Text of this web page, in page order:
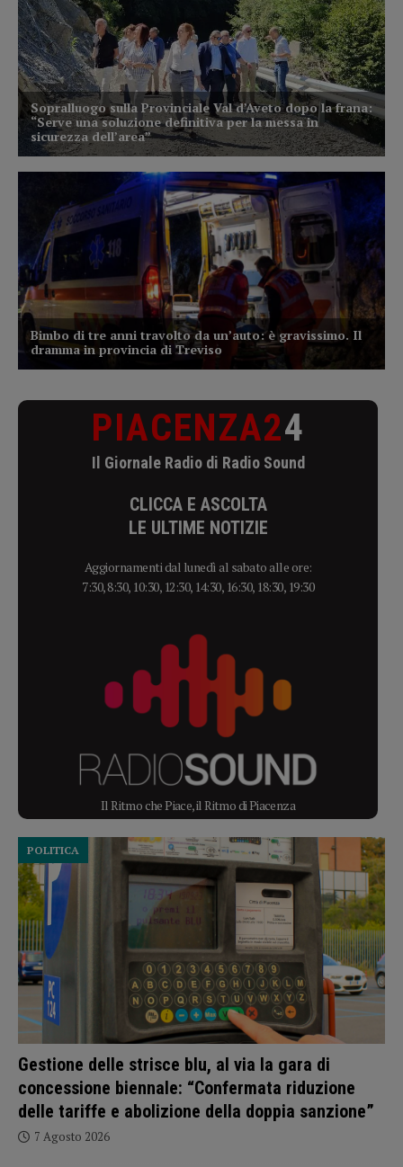
PIACENZA24
Il Giornale Radio di Radio Sound
CLICCA E ASCOLTA
LE ULTIME NOTIZIE
Aggiornamenti dal lunedì al sabato alle ore:
7:30, 8:30, 10:30, 12:30, 14:30, 16:30, 18:30, 19:30
Il Ritmo che Piace, il Ritmo di Piacenza
Gestione delle strisce blu, al via la gara di
concessione biennale: “Confermata riduzione
delle tariffe e abolizione della doppia sanzione”
POLITICA
7 Agosto 2026